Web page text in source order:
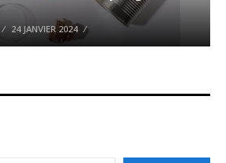
24 JANVIER 2024